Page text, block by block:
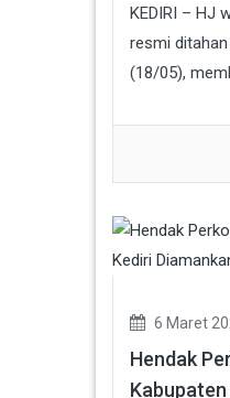
KEDIRI – HJ
resmi
(18/05),
6 Maret
Hendak